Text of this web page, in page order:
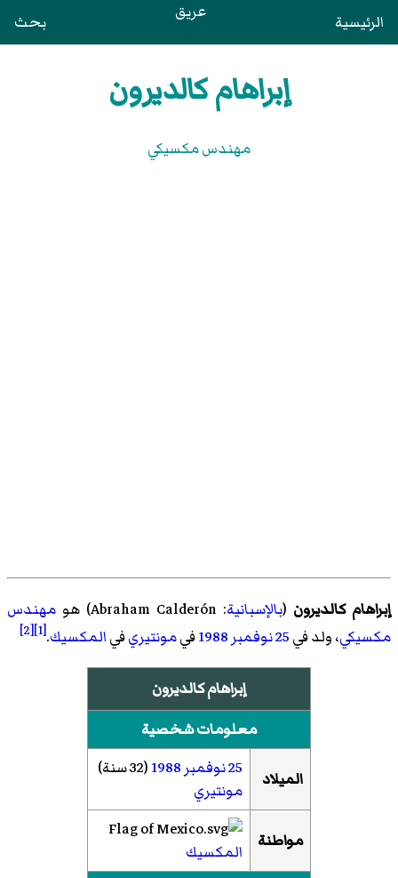
الرئيسية عريق بحث
إبراهام كالديرون
مهندس مكسيكي
إبراهام كالديرون (بالإسبانية:
Abraham Calderón)‏ هو مهندس
مكسيكي، ولد في25 نوفمبر 1988فيمونتيريفيالمكسيك.
[1]
[2]
إبراهام كالديرون
معلومات شخصية
الميلاد 25 نوفمبر 1988(32 سنة)
مونتيري
مواطنة
المكسيك